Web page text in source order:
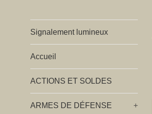
Signalement lumineux
Accueil
ACTIONS ET SOLDES
ARMES DE DÉFENSE +